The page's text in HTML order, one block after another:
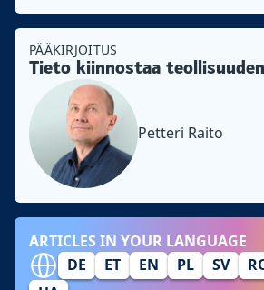
PÄÄKIRJOITUS
Tieto kiinnostaa
Petteri Raito
ARTICLES IN YOUR LANGUAGE
DE
ET EN PL SV